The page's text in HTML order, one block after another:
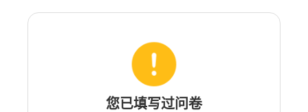
您已填写过问卷